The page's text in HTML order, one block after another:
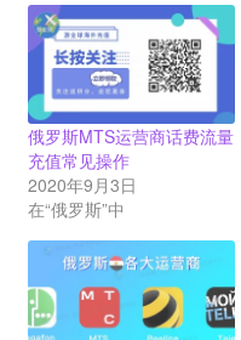
俄罗斯MTS运营商话费流量
充值常见操作
2020年9月3日
在“俄罗斯”中